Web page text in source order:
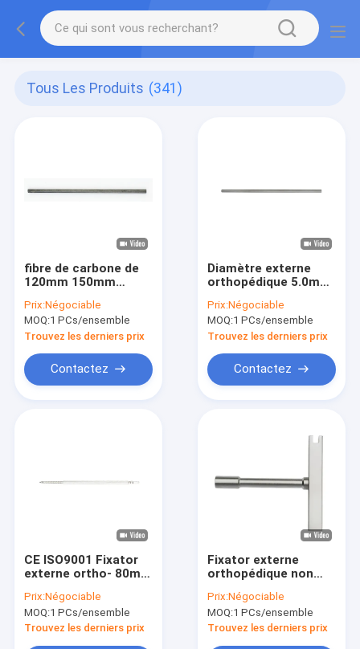
Tous Les Produits (341)
fibre de carbone de
120mm 150mm
External Fixators In
Orthopaedics
Prix:Négociable
MOQ:1 PCs/ensemble
Trouvez les derniers prix
Contactez
Diamètre externe
orthopédique 5.0mm
d'acier inoxydable
Fixator
Prix:Négociable
MOQ:1 PCs/ensemble
Trouvez les derniers prix
Contactez
CE ISO9001 Fixator
externe ortho- 80mm
External Fixation
Prix:Négociable
MOQ:1 PCs/ensemble
Trouvez les derniers prix
Fixator externe
orthopédique non
commutateur 5.0mm
de clé
Prix:Négociable
MOQ:1 PCs/ensemble
Trouvez les derniers prix